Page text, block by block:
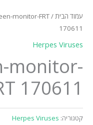
עמוד הבית/
monitor-FRT
170611
Herpes Viruses
monitor-
170611
קטגוריה: Herpes Viruses